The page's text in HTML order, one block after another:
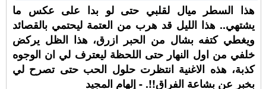
هذا السطر ميال لقلبي حتى لو بدا على عكس ما
يشتهي.. هذا الليل قد هرب من العتمة ليحتمي بالقصائد
ويغطي كتفه بشال من الحبر ازرق، هذا الظل يركض
خلفي من اول النهار حتى اللحظة ليعترف لي ان الوجوه
كذبة، هذه الاغنية انتظرت حلول الحب حتى تصرح لي
بخبر عن بشاعة الفراق!!. - إلهام المجيد